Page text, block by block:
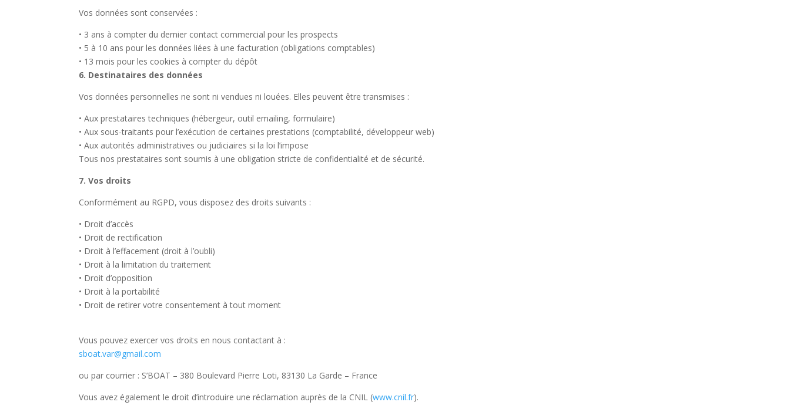
Vos données sont conservées :
• 3 ans à compter du dernier contact commercial pour les prospects
• 5 à 10 ans pour les données liées à une facturation (obligations comptables)
• 13 mois pour les cookies à compter du dépôt
6. Destinataires des données
Vos données personnelles ne sontni vendues ni louées. Elles peuvent être transmises :
•Aux prestataires techniques (hébergeur, outil emailing, formulaire)
•Aux sous-traitants pour l’exécution de certaines prestations (comptabilité, développeur web)
•Aux autorités administratives ou judiciaires si la loi l’impose
Tous nos prestataires sont soumis à une obligation stricte de confidentialité et de sécurité.
7. Vos droits
Conformément au RGPD, vous disposez des droits suivants :
• Droit d’accès
• Droit de rectification
• Droit à l’effacement (droit à l’oubli)
• Droit à la limitation du traitement
• Droit d’opposition
• Droit à la portabilité
• Droit de retirer votre consentement à tout moment
Vous pouvez exercer vos droits en nous contactant à :
sboat.var@gmail.com
ou par courrier : S’BOAT – 380 Boulevard Pierre Loti, 83130 La Garde – France
Vous avez également le droit d’introduire une réclamation auprès de la CNIL (www.cnil.fr).